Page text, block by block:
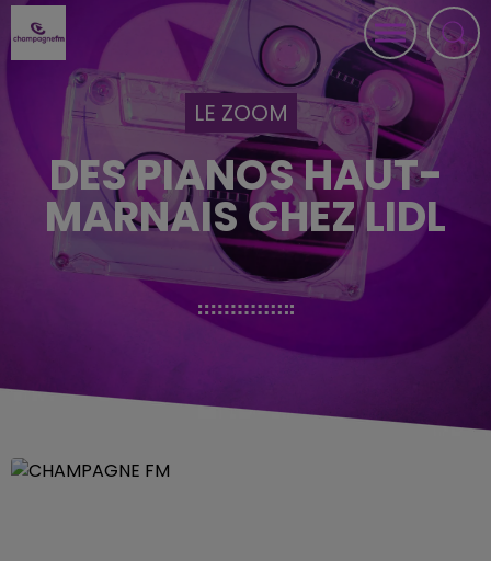
LE ZOOM
DES PIANOS HAUT-
MARNAIS CHEZ LIDL